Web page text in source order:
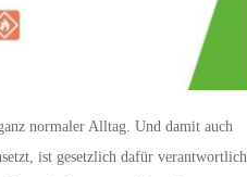
normaler Alltag. Und damit auch
ist gesetzlich dafür verantwortlich,